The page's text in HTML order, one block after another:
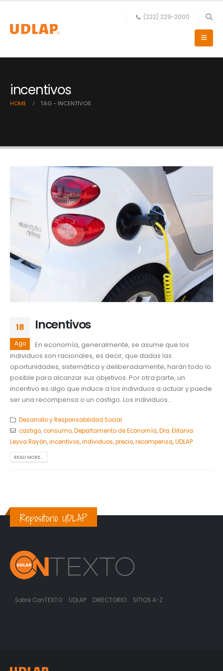
(222) 229-2000
incentivos
HOME TAG - INCENTIVOS
18
Ago
Incentivos
En economía, generalmente, se asume que los
individuos son racionales, es decir, que dadas las
oportunidades, sistemática y deliberadamente, harán todo lo
posible para alcanzar sus objetivos. Por otra parte, un
incentivo es algo que induce a los individuos a actuar y puede
ser una recompensa o un castigo. Los individuos...
Desarrollo y Responsabilidad Social
castigo,consumo,Departamento de Economía,Dra. Elitania
Leyva Rayón,incentivos,individuos,precio,recompensa,UDLAP
READ MORE...
Repositorio UDLAP
Sobre ConTEXTO UDLAP DIRECTORIO SITIOS A-Z